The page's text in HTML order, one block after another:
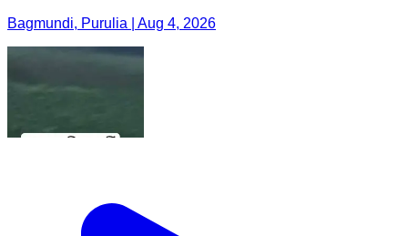
Bagmundi, Purulia | Aug 4, 2026